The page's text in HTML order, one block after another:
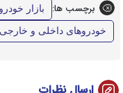
برچسب ها: بازار خودرو
خودروهای داخلی و خارجی